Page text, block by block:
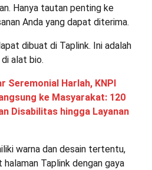
Hanya tautan penting ke
Anda yang dapat diterima.
dibuat di Taplink. Ini adalah
alat bio.
Seremonial Harlah, KNPI
ke Masyarakat: 120
Disabilitas hingga Layanan
warna dan desain tertentu,
Taplink dengan gaya